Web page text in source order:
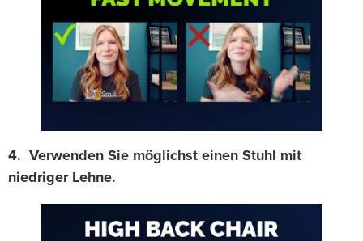
4. Verwenden Sie möglichst einen Stuhl mit
niedriger Lehne.